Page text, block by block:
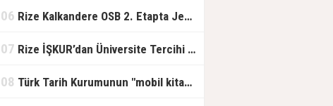
06 Rize Kalkandere OSB 2. Etapta Jeolojik Etüt Çalışmaları Başladı
07 Rize İŞKUR’dan Üniversite Tercihi Yapan Adaylara DABİS Desteği
08 Türk Tarih Kurumunun "mobil kitap satış mağazası" Rize'ye geldi